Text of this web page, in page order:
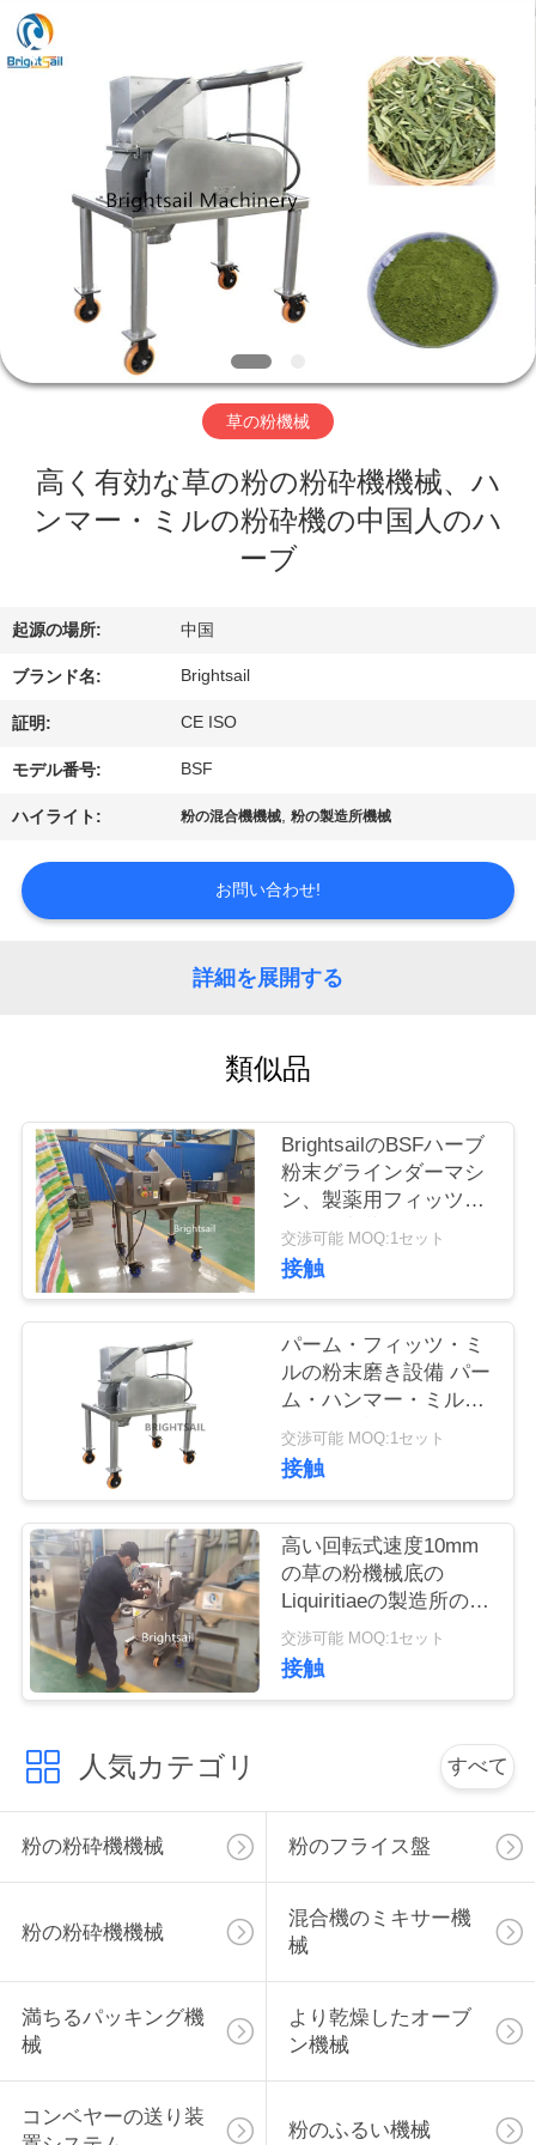
ク
私
達
に
つ
い
て
行
管
達
に
連
絡
し
さ
い
ニ
ー
ス
2020
2026
Jiangyin
草の粉機械
高く有効な草の粉の粉砕機機械、ハ
ンマー・ミルの粉砕機の中国人のハ
ーブ
起源の場所: 中国
ブランド名: Brightsail
証明: CE ISO
モデル番号: BSF
ハイライト: 粉の混合機機械,粉の製造所機械
お問い合わせ!
詳細を展開する
類似品
BrightsailのBSFハーブ
粉末グラインダーマシ
ン、製薬用フィッツミ
ル、漢方薬ハンマーミ
ル
交渉可能 MOQ:1セット
接触
パーム・フィッツ・ミ
ルの粉末磨き設備 パー
ム・ハンマー・ミルの
粉砕機 ブライトセール
交渉可能 MOQ:1セット
接触
高い回転式速度10mm
の草の粉機械底の
Liquiritiaeの製造所の粉
砕
交渉可能 MOQ:1セット
接触
人気カテゴリ すべて
粉の粉砕機機械 粉のフライス盤
粉の粉砕機機械
混合機のミキサー機
械
満ちるパッキング機
械
より乾燥したオーブ
ン機械
コンベヤーの送り装
粉のふるい機械